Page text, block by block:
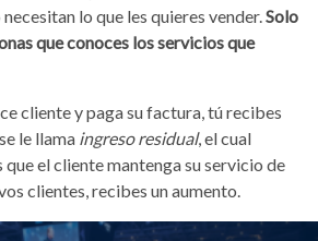
lo que les quieres vender.Solo
que conoces los servicios que
cliente y paga su factura, tú recibes
le llama ingreso residual, el cual
el cliente mantenga su servicio de
clientes, recibes un aumento.